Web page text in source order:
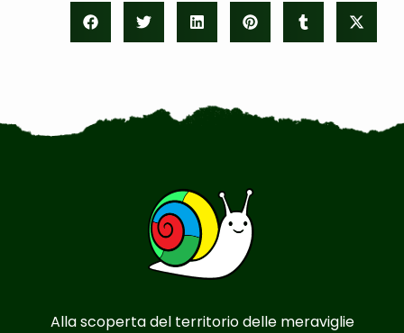
Alla scoperta del territorio delle meraviglie